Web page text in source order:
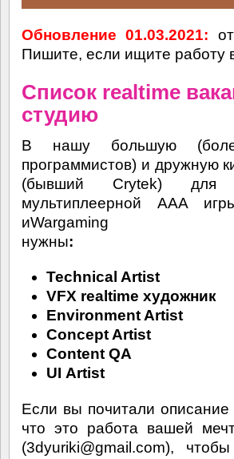
Обновление 01.03.2021:
Пишите, если ищите работу
Список realtime
студию
В нашу большую
программистов) и дружную
(бывший Crytek) для
мультиплеерной AAA
иWargaming
нужны:
Technical Artist
VFX realtime художник
Environment Artist
Concept Artist
Content QA
UI Artist
Если вы почитали
что это работа вашей
(3dyuriki@gmail.com),